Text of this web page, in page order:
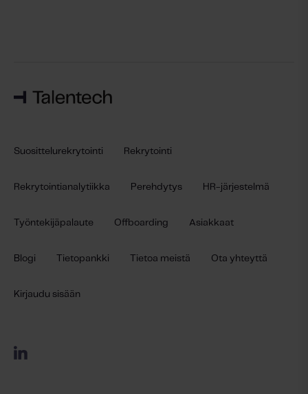
Suosittelurekrytointi Rekrytointi
Rekrytointianalytiikka Perehdytys HR-järjestelmä
Työntekijäpalaute Offboarding Asiakkaat
Blogi Tietopankki Tietoa meistä Ota yhteyttä
Kirjaudu sisään